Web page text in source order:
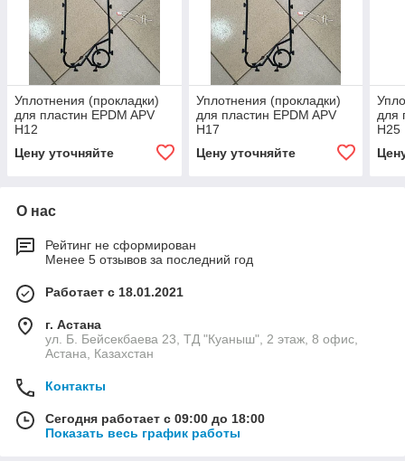
Уплотнения (прокладки)
для пластин EPDM APV
Н12
Цену уточняйте
Уплотнения (прокладки)
для пластин EPDM APV
Н17
Цену уточняйте
для
Н25
О нас
Рейтинг не сформирован
Менее 5 отзывов за последний год
Работает с 18.01.2021
г. Астана
ул. Б. Бейсекбаева 23, ТД "Куаныш", 2 этаж, 8 офис,
Астана, Казахстан
Контакты
Сегодня работает с 09:00 до 18:00
Показать весь график работы